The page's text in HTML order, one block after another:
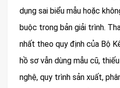
dụng sai biểu mẫu hoặc
buộc trong bản giải trình.
nhất theo quy định của Bộ
hồ sơ vẫn dùng mẫu cũ,
nghệ, quy trình sản xuất,